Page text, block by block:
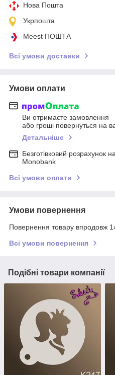
Нова Пошта
Укрпошта
Meest ПОШТА
Всі умови доставки
Умови оплати
Ви отримаєте замовлення
або гроші повернуться на
Детальніше
Безготівковий розрахунок
Monobank
Всі умови оплати
Умови повернення
Повернення товару впродовж
Всі умови повернення
Подібні товари компанії